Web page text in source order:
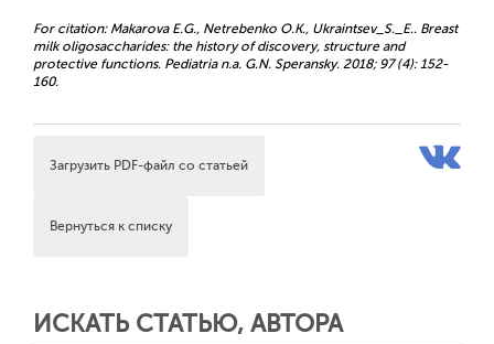
For citation: Makarova E.G., Netrebenko O.K., Ukraintsev_S._E.. Breast
milk oligosaccharides: the history of discovery, structure and
protective functions. Pediatria n.a. G.N. Speransky. 2018; 97 (4): 152-
160.
Загрузить PDF-файл со статьей
Вернуться к списку
ИСКАТЬ СТАТЬЮ, АВТОРА